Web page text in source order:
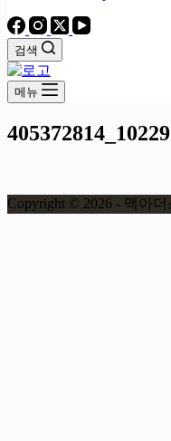
검색
메뉴
Copyright © 2026 - 맥아더